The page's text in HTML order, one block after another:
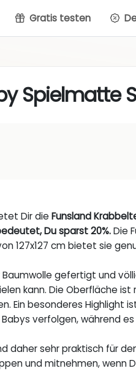
Gratis testen
Spielmatte
Dir dieFunsland
Du sparst 20%.Die
127x127 cm bietet sie
gefertigt und
kann. Die Oberfläche
Ein besonderes Highlight
verfolgen, während
sehr praktisch für
und mitnehmen, wenn